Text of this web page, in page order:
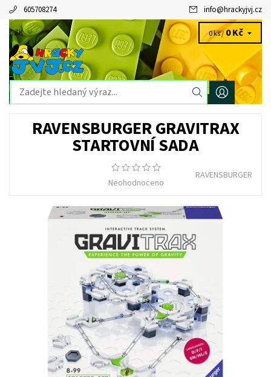
605708274 info@hrackyjvj.cz
CZK 0 ks /0 Kč
RAVENSBURGER GRAVITRAX
STARTOVNÍ SADA
Neohodnoceno
RAVENSBURGER